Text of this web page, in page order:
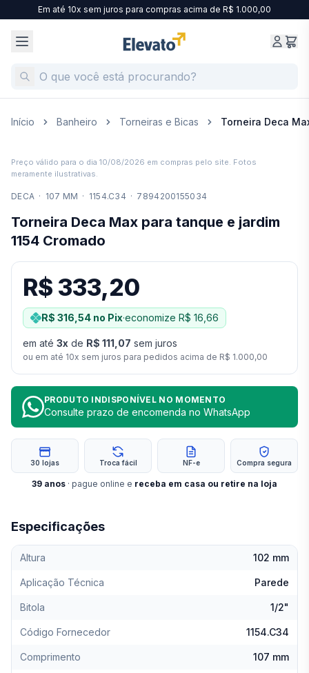
Em até 10x sem juros para compras acima de R$ 1.000,00
Início Banheiro Torneiras e Bicas Torneira Deca
Preço válido para o dia 10/08/2026 em compras pelo site. Fotos
meramente ilustrativas.
Especificações
Altura 102 mm
Aplicação Técnica Parede
Bitola 1/2"
Código Fornecedor 1154.C34
Comprimento 107 mm
DECA · 107 MM · 1154.C34 · 7894200155034
Torneira Deca Max para tanque e jardim
1154 Cromado
R$ 333,20
R$ 316,54 no Pix·economize R$ 16,66
em até 3x de R$ 111,07 sem juros
ou em até 10x sem juros para pedidos acima de R$ 1.000,00
PRODUTO INDISPONÍVEL NO MOMENTO
Consulte prazo de encomenda no WhatsApp
30 lojas Troca fácil NF-e Compra segura
39 anos · pague online e receba em casa ou retire na loja